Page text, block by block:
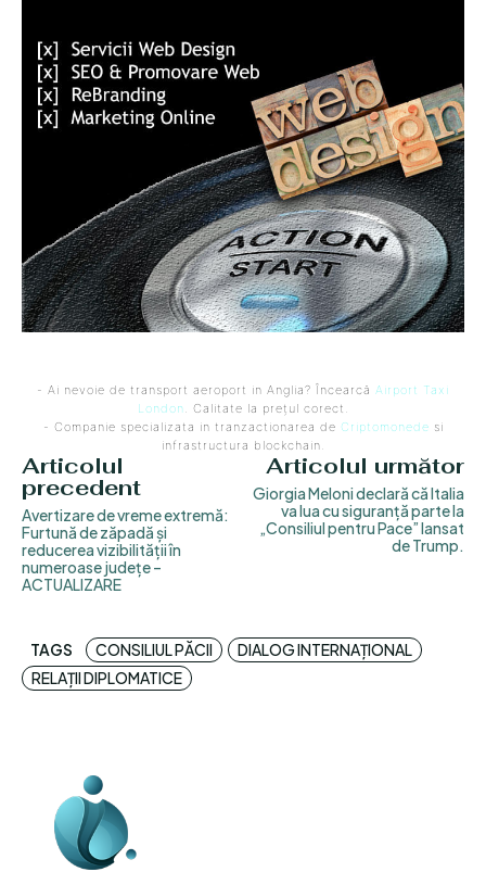
- Ai nevoie de transport aeroport in Anglia? Încearcă Airport Taxi
London. Calitate la prețul corect.
- Companie specializata in tranzactionarea de Criptomonede si
infrastructura blockchain.
Articolul
precedent
Avertizare de vreme extremă:
Furtună de zăpadă și
reducerea vizibilității în
numeroase județe –
ACTUALIZARE
Articolul următor
Giorgia Meloni declară că Italia
va lua cu siguranță parte la
„Consiliul pentru Pace” lansat
de Trump.
TAGS CONSILIUL PĂCII
DIALOG INTERNAȚIONAL
RELAȚII DIPLOMATICE